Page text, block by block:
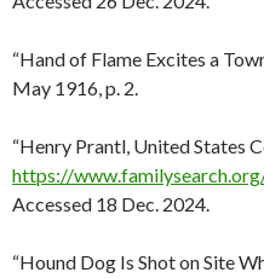
“Hand of Flame Excites a
May 1916, p. 2.
“Henry Prantl, United States
https://
Accessed 18 Dec. 2024.
“Hound Dog Is Shot on Site